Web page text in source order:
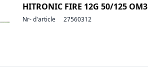
HITRONIC FIRE 12G 50/125 OM3
Nr- d'article 27560312